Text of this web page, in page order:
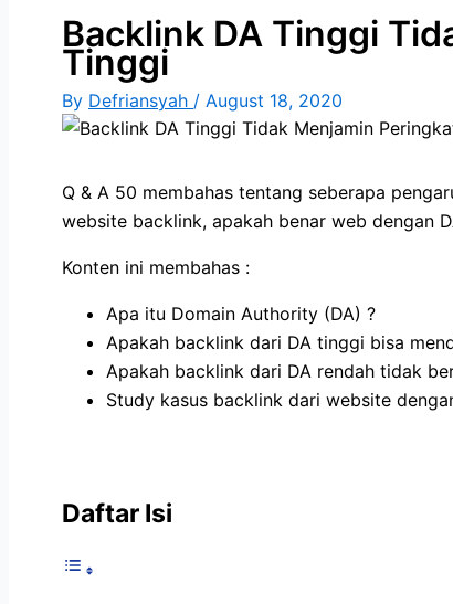
Backlink DA Tinggi
Tinggi
By Defriansyah / August 18, 2020
Q & A 50 membahas tentang seberapa
website backlink, apakah benar web dengan
Konten ini membahas :
Apa itu Domain Authority (DA) ?
Apakah backlink dari DA tinggi bisa
Apakah backlink dari DA rendah tidak
Study kasus backlink dari website
Daftar Isi